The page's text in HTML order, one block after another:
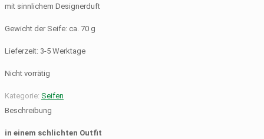
mit sinnlichem Designerduft
Gewicht der Seife: ca. 70 g
Lieferzeit: 3-5 Werktage
Nicht vorrätig
Kategorie: Seifen
Beschreibung
in einem schlichten Outfit